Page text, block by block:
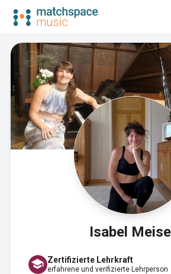
Isabel
Zertifizierte Lehrkraft
erfahrene und verifizierte Lehrperson